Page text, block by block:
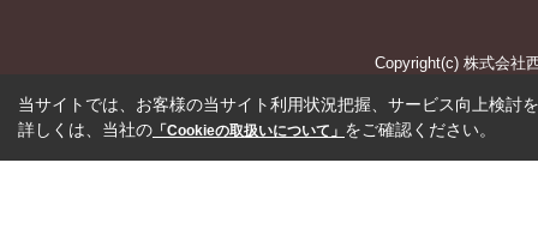
Copyright(c) 株式会社
当サイトでは、お客様の当サイト利用状況把握、サービス向上検討
詳しくは、当社の 「Cookieの取扱いについて」 をご確認ください。